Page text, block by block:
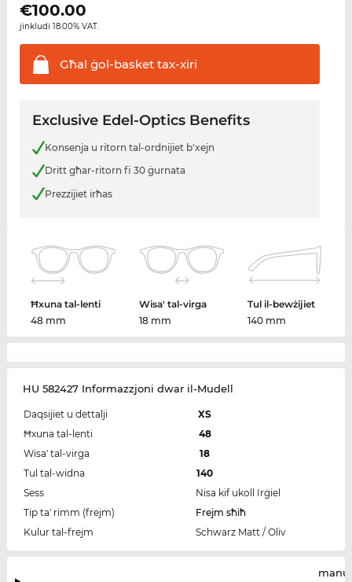
€100.00
jinkludi 18.00% VAT.
Għal ġol-baskettax-xiri
Exclusive Edel-Optics Benefits
Konsenja u ritorn tal-ordnijiet b'xejn
Dritt għar-ritorn fi 30 ġurnata
Prezzijiet irħas
Ħxuna tal-lenti
48 mm
Wisa' tal-virga
18 mm
Tul il-bewżijiet
140 mm
HU 582427 Informazzjoni dwar il-Mudell
Daqsijiet u dettalji
XS
Ħxuna tal-lenti
48
Wisa' tal-virga
18
Tul tal-widna
140
Sess
Nisa kif ukoll Irġiel
Tip ta' rimm (frejm)
Frejm sħiħ
Kulur tal-frejm
Schwarz Matt / Oliv